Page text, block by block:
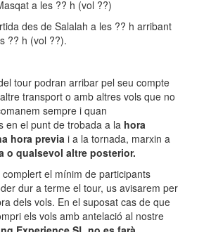
a les ?? h (vol ??)
des de Salalah a les ?? h arribant
?? h (vol ??).
tour podran arribar pel seu compte
transport o amb altres vols que no
sempre i quan
en el punt de trobada a la hora
hora previai a la tornada, marxin a
o qualsevol altre posterior.
el mínim de participants
dur a terme el tour, us avisarem per
dels vols. En el suposat cas de que
els vols amb antelació al nostre